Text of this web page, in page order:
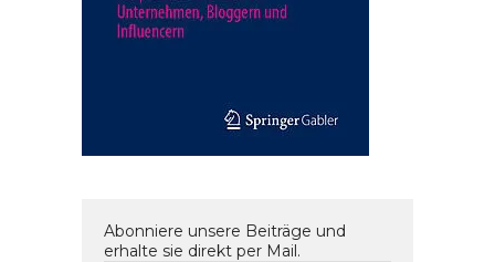
Abonniere unsere Beiträge und
erhalte sie direkt per Mail.